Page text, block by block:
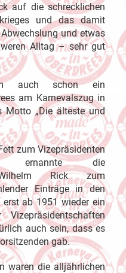
auf die schrecklichen
und das damit
und etwas
Alltag – sehr gut
auch schon ein
am Karnevalszug in
Motto „Die älteste und
zum Vizepräsidenten
ernannte die
Wilhelm Rick zum
Einträge in den
ab 1951 wieder ein
auch sein, dass es
gab.
waren die alljährlichen